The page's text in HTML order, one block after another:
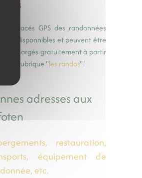
GPS
Les tracés GPS des randonnées
sont disponnibles et peuvent être
téléchargés gratuitement à partir
de la rubrique "les randos"!
adresses aux
restauration,
équipement de
etc.